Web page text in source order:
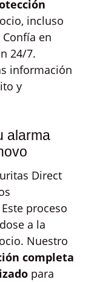
incluso
en
24/7.
información
y
alarma
Direct
Este proceso
a la
Nuestro
completa
para